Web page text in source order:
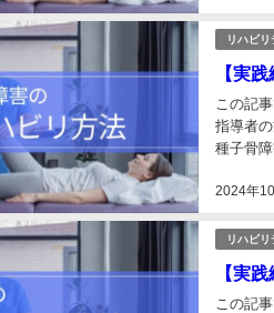
リハビ
【実
2024年
この記
指導者
種子骨
リハビ
【実
この記